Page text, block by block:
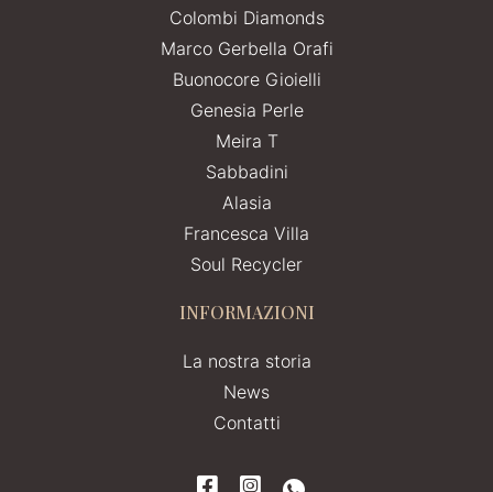
Colombi Diamonds
Marco Gerbella Orafi
Buonocore Gioielli
Genesia Perle
Meira T
Sabbadini
Alasia
Francesca Villa
Soul Recycler
INFORMAZIONI
La nostra storia
News
Contatti